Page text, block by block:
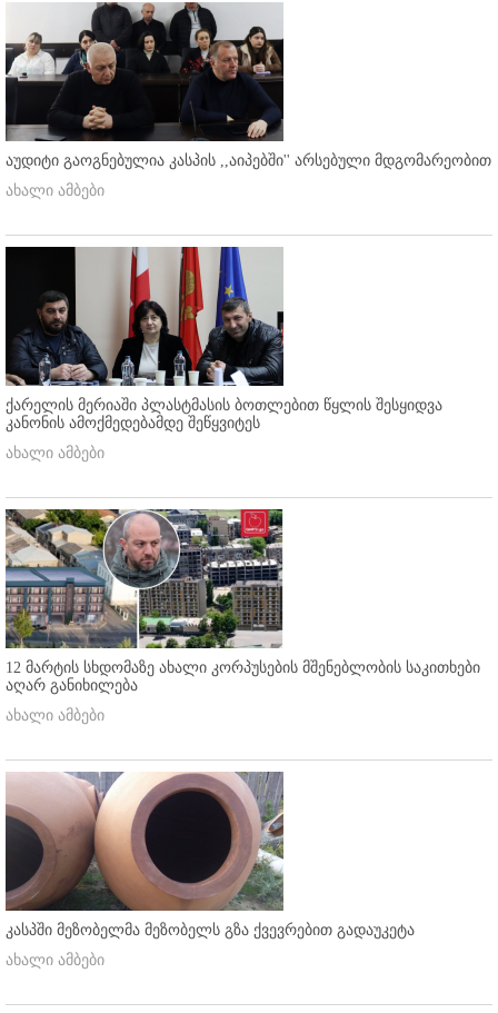
აუდიტი გაოგნებულია კასპის ,,აიპებში'' არსებული მდგომარეობით
ახალი ამბები
ქარელის მერიაში პლასტმასის ბოთლებით წყლის შესყიდვა
კანონის ამოქმედებამდე შეწყვიტეს
ახალი ამბები
12 მარტის სხდომაზე ახალი კორპუსების მშენებლობის საკითხები
აღარ განიხილება
ახალი ამბები
კასპში მეზობელმა მეზობელს გზა ქვევრებით გადაუკეტა
ახალი ამბები